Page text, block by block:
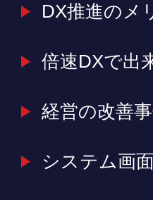
DX推進のメ
倍速DXで出
経営の改善事
システム画